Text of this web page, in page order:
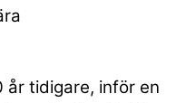
år tidigare, inför en